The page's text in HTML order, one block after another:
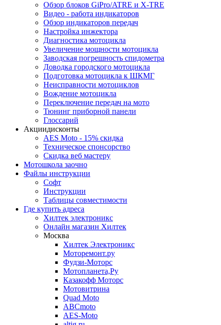
Обзор блоков GiPro/ATRE и X-TRE
Видео - работа индикаторов
Обзор индикаторов передач
Настройка инжектора
Диагноcтика мотоцикла
Увеличение мощности мотоцикла
Заводская погрешность спидометра
Доводка городского мотоцикла
Подготовка мотоцикла к ШКМГ
Неисправности мотоциклов
Вождение мотоцикла
Переключение передач на мото
Тюнинг приборной панели
Глоссарий
Акциидисконты
AES Moto - 15% скидка
Техническое спонсорство
Скидка веб мастеру
Мотошкола заочно
Файлы инструкции
Софт
Инструкции
Таблицы совместимости
Где купить адреса
Хилтек электроникс
Онлайн магазин Хилтек
Москва
Хилтек Электроникс
Моторемонт.ру
Фудзи-Моторс
Мотопланета,Ру
Казакофф Моторс
Мотовитрина
Quad Moto
ABCmoto
AES-Moto